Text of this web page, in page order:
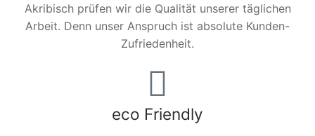
Akribisch prüfen wir die Qualität unserer täglichen
Arbeit. Denn unser Anspruch ist absolute Kunden-
Zufriedenheit.
eco Friendly